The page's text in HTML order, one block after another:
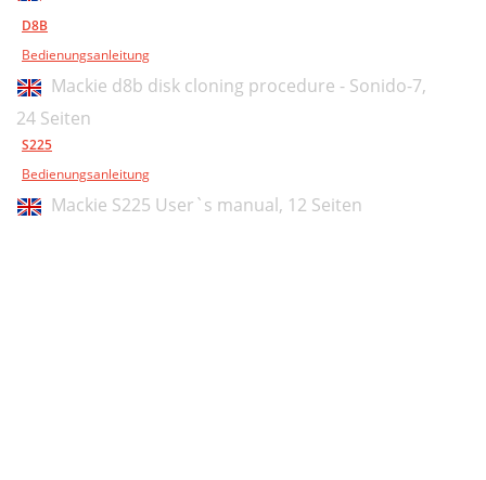
D8B
Bedienungsanleitung
Mackie d8b disk cloning procedure - Sonido-7,
24 Seiten
S225
Bedienungsanleitung
Mackie S225 User`s manual, 12 Seiten